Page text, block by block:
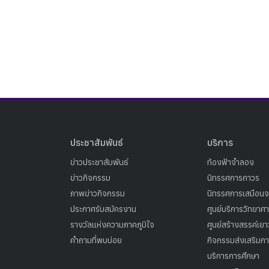
ประชาสัมพันธ์
ข่าวประชาสัมพันธ์
ข่าวกิจกรรม
ภาพข่าวกิจกรรม
ประกาศรับสมัครงาน
รางวัลแห่งความภาคภูมิใจ
คำถามที่พบบ่อย
บริการ
ท้องฟ้าจำลอง
นิทรรศการถาวร
นิทรรศการเสมือน
ศูนย์บริการวิทยาศ
ศูนย์สร้างสรรค์เย
กิจกรรมส่งเสริมก
บริการการศึกษา